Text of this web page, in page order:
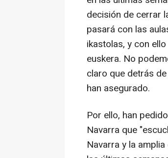
decisión de cerrar
pasará con las
ikastolas, y con
euskera. No
claro que detrás
han asegurado.
Por ello, han
Navarra que
Navarra y la